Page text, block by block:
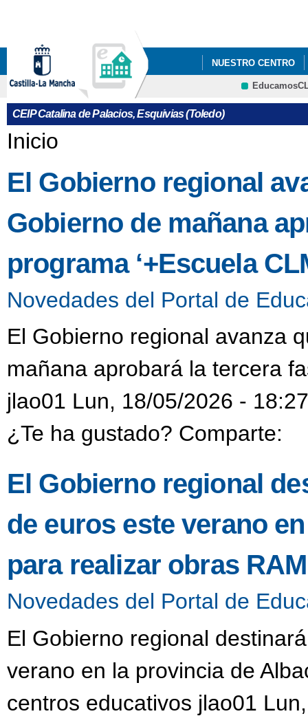
NUESTRO CENTRO
GALERÍA
DÍA DE LA
CEIP Catalina de Palacios, Esquivias (Toledo)
Se encuentra usted aquí
Inicio
El Gobierno regional
Gobierno de mañana
programa ‘+Escuela
Novedades del Portal de
El Gobierno regional avanza
mañana aprobará la tercera
jlao01 Lun, 18/05/2026 - 18:27
¿Te ha gustado? Comparte:
El Gobierno regional
de euros este verano
para realizar obras
Novedades del Portal de
El Gobierno regional
verano en la provincia de
centros educativos jlao01